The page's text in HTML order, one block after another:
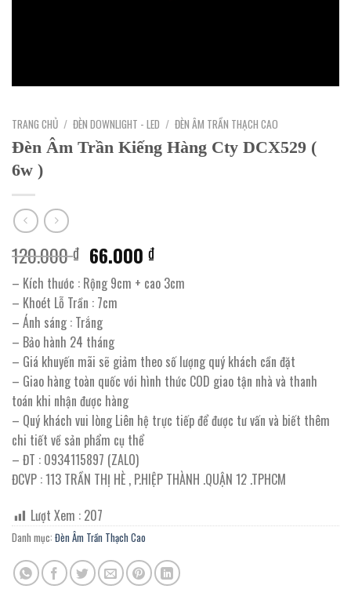
TRANG CHỦ / ĐÈN DOWNLIGHT - LED / ĐÈN ÂM TRẦN THẠCH CAO
Đèn Âm Trần Kiếng Hàng Cty DCX529 (
6w )
120.000₫ Giá
gốc
là:
120.000 ₫.
66.000₫Giá
hiện
tại
– Kích thước : Rộng 9cm + cao 3cm
– Khoét Lỗ Trần : 7cm
– Ánh sáng : Trắng
– Bảo hành 24 tháng
– Giá khuyến mãi sẽ giảm theo số lượng quý khách cần đặt
– Giao hàng toàn quốc với hình thức COD giao tận nhà và thanh
toán khi nhận được hàng
– Quý khách vui lòng Liên hệ trực tiếp để được tư vấn và biết thêm
chi tiết về sản phẩm cụ thể
– ĐT : 0934115897 (ZALO)
ĐCVP : 113 TRẦN THỊ HÈ , P.HIỆP THÀNH .QUẬN 12 .TPHCM
Lượt Xem : 207
Danh mục: Đèn Âm Trần Thạch Cao